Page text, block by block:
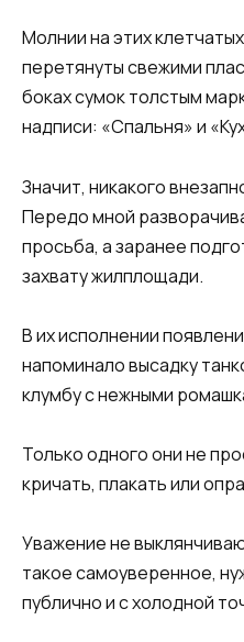
Молнии на этих
перетянуты свежими
боках сумок толстым
надписи: «Спальня» и
Значит, никакого
Передо мной
просьба, а заранее
захвату жилплощади.
В их исполнении
напоминало высадку
клумбу с нежными
Только одного они не
кричать, плакать или
Уважение не
такое самоуверенное,
публично и с холодной